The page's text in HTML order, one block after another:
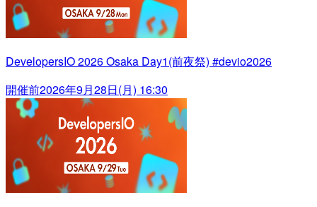
DevelopersIO 2026 Osaka Day1(前夜祭) #devio2026
開催前2026年9月28日(月) 16:30